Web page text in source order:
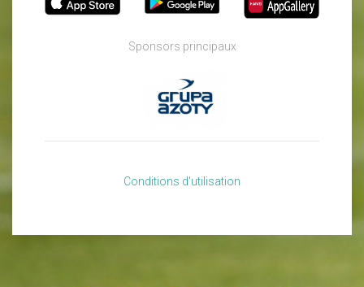
Sponsors principaux
Conditions d'utilisation